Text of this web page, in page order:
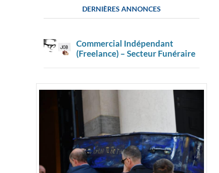
DERNIÈRES ANNONCES
Commercial Indépendant
(Freelance) – Secteur Funéraire